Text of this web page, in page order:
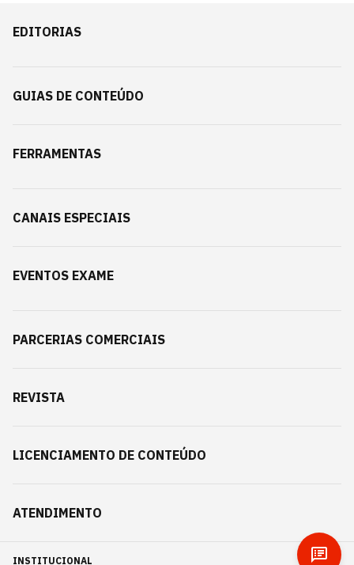
EDITORIAS
GUIAS DE CONTEÚDO
FERRAMENTAS
CANAIS ESPECIAIS
EVENTOS EXAME
PARCERIAS COMERCIAIS
REVISTA
LICENCIAMENTO DE CONTEÚDO
ATENDIMENTO
INSTITUCIONAL